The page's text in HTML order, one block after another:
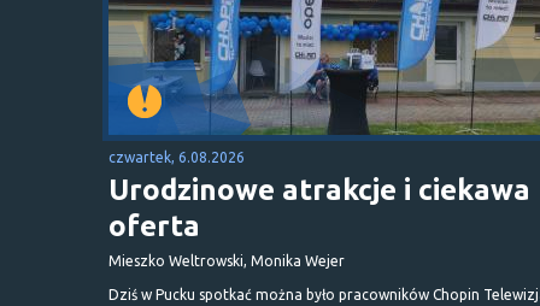
czwartek, 6.08.2026
Urodzinowe atrakcje i ciekawa
oferta
Mieszko Weltrowski, Monika Wejer
Dziś w Pucku spotkać można było pracowników Chopin